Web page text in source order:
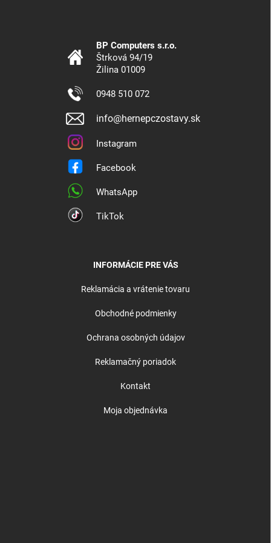
BP Computers s.r.o.
Štrková 94/19
Žilina 01009
0948 510 072
info@hernepczostavy.sk
Instagram
Facebook
WhatsApp
TikTok
INFORMÁCIE PRE VÁS
Reklamácia a vrátenie tovaru
Obchodné podmienky
Ochrana osobných údajov
Reklamačný poriadok
Kontakt
Moja objednávka